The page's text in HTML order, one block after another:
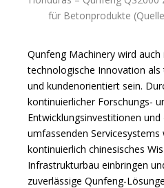
für Betonprodukte
Qunfeng Machinery wird
technologische Innovation
und kundenorientiert sein.
kontinuierlicher Forschungs-
Entwicklungsinvestitionen
umfassenden
kontinuierlich chinesisches
Infrastrukturbau einbringen
zuverlässige Qunfeng-